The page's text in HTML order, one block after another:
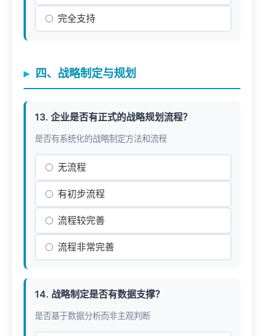
完全支持
四、战略制定与规划
13. 企业是否有正式的战略规划流程？
是否有系统化的战略制定方法和流程
无流程
有初步流程
流程较完善
流程非常完善
14. 战略制定是否有数据支撑？
是否基于数据分析而非主观判断